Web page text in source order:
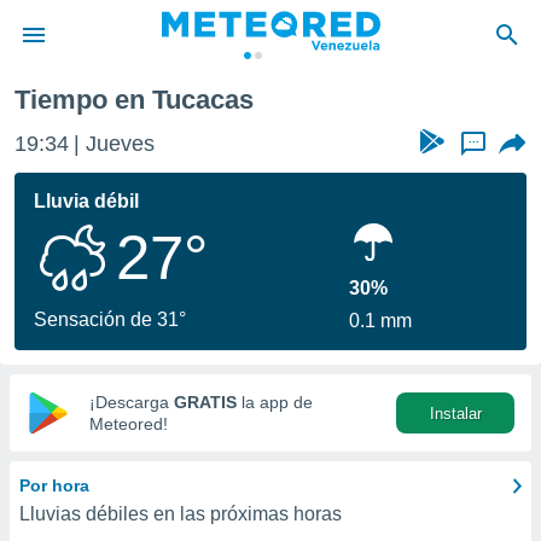
de
ha
para
que se
calidad.
a este
las
y
digital
basada
Tiempo en Tucacas
19:34 Jueves ...
Lluvia débil
27°
Sensación de 31°
30%
0.1 mm
¡Descarga GRATIS la app de
Meteored!
Instalar
Por hora
Lluvias débiles en las próximas horas